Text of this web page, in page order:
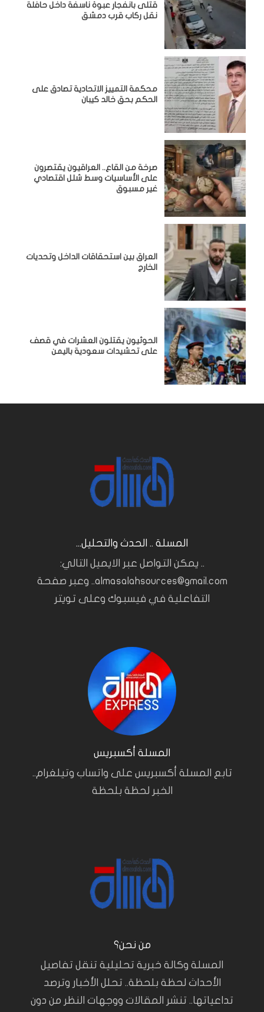
قتلى بانفجار عبوة ناسفة داخل حافلة
نقل ركاب قرب دمشق
محكمة التمييز الاتحادية تصادق على
الحكم بحق خالد كيبان
صرخة من القاع.. العراقيون يقتصرون
على الأساسيات وسط شلل اقتصادي
غير مسبوق
‏العراق بين استحقاقات الداخل وتحديات
الخارج
الحوثيون يقتلون العشرات في قصف
على تحشيدات سعودية باليمن
المسلة .. الحدث والتحليل...
.. يمكن التواصل عبر الايميل التالي:
almasalahsources@gmail.com.. وعبر صفحة
التفاعلية في فيسبوك وعلى تويتر
المسلة أكسبريس
تابع المسلة أكسبريس على واتساب وتيلغرام..
الخبر لحظة بلحظة
من نحن؟
المسلة وكالة خبرية تحليلية تنقل تفاصيل
الأحداث لحظة بلحظة.. تحلل الأخبار وترصد
تداعياتها.. تنشر المقالات ووجهات النظر من دون